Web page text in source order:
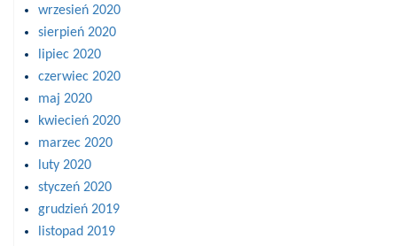
wrzesień 2020
sierpień 2020
lipiec 2020
czerwiec 2020
maj 2020
kwiecień 2020
marzec 2020
luty 2020
styczeń 2020
grudzień 2019
listopad 2019